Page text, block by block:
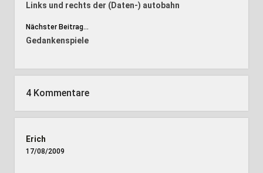
Links und rechts der (Daten-) autobahn
Nächster Beitrag...
Gedankenspiele
4 Kommentare
Erich
17/08/2009